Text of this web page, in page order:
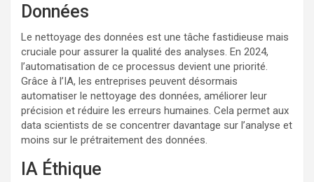
Données
Le nettoyage des données est une tâche fastidieuse mais
cruciale pour assurer la qualité des analyses. En 2024,
l’automatisation de ce processus devient une priorité.
Grâce à l’IA, les entreprises peuvent désormais
automatiser le nettoyage des données, améliorer leur
précision et réduire les erreurs humaines. Cela permet aux
data scientists de se concentrer davantage sur l’analyse et
moins sur le prétraitement des données.
IA Éthique